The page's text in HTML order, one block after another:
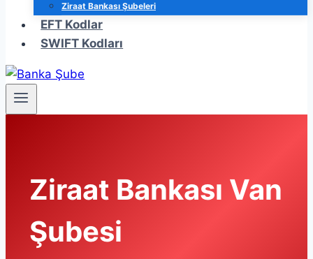
Ziraat Bankası Şubeleri
EFT Kodlar
SWIFT Kodları
Ziraat Bankası Van
Şubesi